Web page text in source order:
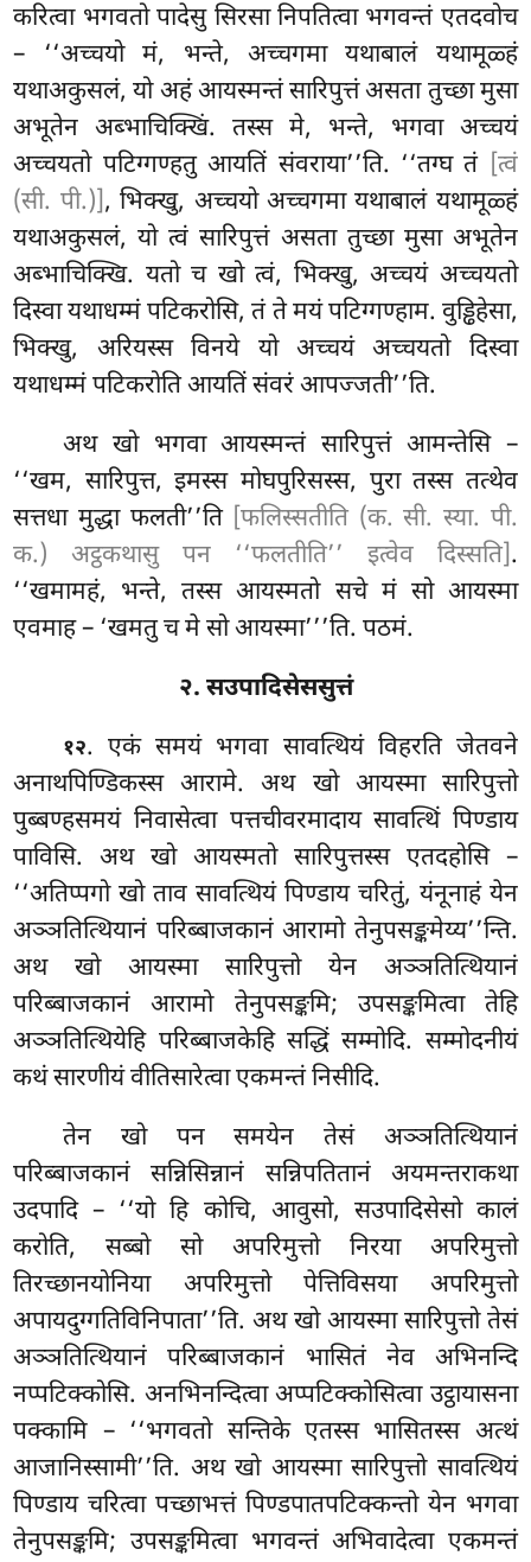
करित्वा भगवतो पादेसु सिरसा निपतित्वा भगवन्तं एतदवोच
– ‘‘अच्चयो मं, भन्ते, अच्चगमा यथाबालं यथामूळ्हं
यथाअकुसलं, यो अहं आयस्मन्तं सारिपुत्तं असता तुच्छा मुसा
अभूतेन अब्भाचिक्खिं. तस्स मे, भन्ते, भगवा अच्चयं
अच्चयतो पटिग्गण्हतु आयतिं संवराया’’ति. ‘‘तग्घ तं [त्वं
(सी. पी.)], भिक्खु, अच्चयो अच्चगमा यथाबालं यथामूळ्हं
यथाअकुसलं, यो त्वं सारिपुत्तं असता तुच्छा मुसा अभूतेन
अब्भाचिक्खि. यतो च खो त्वं, भिक्खु, अच्चयं अच्चयतो
दिस्वा यथाधम्मंपटिकरोसि, तं ते मयं पटिग्गण्हाम. वुड्ढिहेसा,
भिक्खु, अरियस्स विनये यो अच्चयं अच्चयतो दिस्वा
यथाधम्मं पटिकरोति आयतिं संवरं आपज्जती’’ति.
अथ खो भगवा आयस्मन्तं सारिपुत्तं आमन्तेसि –
‘‘खम, सारिपुत्त, इमस्स मोघपुरिसस्स, पुरा तस्स तत्थेव
सत्तधा मुद्धा फलती’’ति [फलिस्सतीति (क. सी. स्या. पी.
क.) अट्ठकथासु पन ‘‘फलतीति’’ इत्वेव दिस्सति].
‘‘खमामहं, भन्ते, तस्स आयस्मतो सचे मं सो आयस्मा
एवमाह – ‘खमतु च मे सो आयस्मा’’’ति. पठमं.
२. सउपादिसेससुत्तं
१२. एकं समयं भगवा सावत्थियं विहरति जेतवने
अनाथपिण्डिकस्स आरामे. अथ खो आयस्मा सारिपुत्तो
पुब्बण्हसमयं निवासेत्वा पत्तचीवरमादायसावत्थिं पिण्डाय
पाविसि. अथ खो आयस्मतो सारिपुत्तस्स एतदहोसि –
‘‘अतिप्पगो खो ताव सावत्थियं पिण्डाय चरितुं, यंनूनाहं येन
अञ्ञतित्थियानं परिब्बाजकानं आरामो तेनुपसङ्कमेय्य’’न्ति.
अथ खो आयस्मा सारिपुत्तो येन अञ्ञतित्थियानं
परिब्बाजकानं आरामो तेनुपसङ्कमि; उपसङ्कमित्वा तेहि
अञ्ञतित्थियेहि परिब्बाजकेहि सद्धिं सम्मोदि. सम्मोदनीयं
कथं सारणीयं वीतिसारेत्वा एकमन्तं निसीदि.
तेन खो पन समयेन तेसं अञ्ञतित्थियानं
परिब्बाजकानं सन्निसिन्नानं सन्निपतितानं अयमन्तराकथा
उदपादि – ‘‘यो हि कोचि, आवुसो, सउपादिसेसो कालं
करोति, सब्बो सो अपरिमुत्तो निरया अपरिमुत्तो
तिरच्छानयोनिया अपरिमुत्तो पेत्तिविसया अपरिमुत्तो
अपायदुग्गतिविनिपाता’’ति. अथ खो आयस्मा सारिपुत्तो तेसं
अञ्ञतित्थियानं परिब्बाजकानं भासितं नेव अभिनन्दि
नप्पटिक्कोसि. अनभिनन्दित्वा अप्पटिक्कोसित्वा उट्ठायासना
पक्कामि – ‘‘भगवतो सन्तिके एतस्स भासितस्स अत्थं
आजानिस्सामी’’ति. अथ खो आयस्मा सारिपुत्तो सावत्थियं
पिण्डाय चरित्वा पच्छाभत्तं पिण्डपातपटिक्कन्तो येन भगवा
तेनुपसङ्कमि; उपसङ्कमित्वा भगवन्तं अभिवादेत्वा एकमन्तं